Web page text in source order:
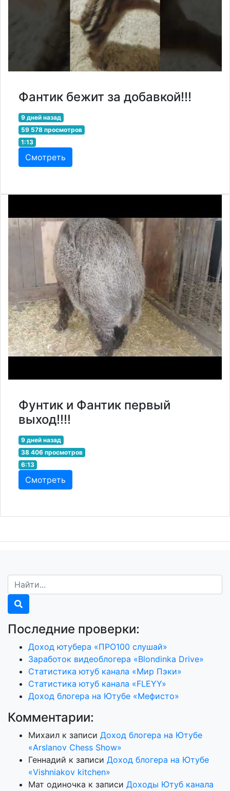
Фантик бежит за добавкой!!!
9 дней назад
59 578 просмотров
1:13
Смотреть
Фунтик и Фантик первый
выход!!!!
9 дней назад
38 406 просмотров
6:13
Смотреть
Последние проверки:
Доход ютубера «ПРО100 слушай»
Заработок видеоблогера «Blondinka Drive»
Статистика ютуб канала «Мир Пэки»
Статистика ютуб канала «FLEYY»
Доход блогера на Ютубе «Мефисто»
Комментарии:
Михаил к записи Доход блогера на Ютубе
«Arslanov Chess Show»
Геннадий к записи Доход блогера на Ютубе
«Vishniakov kitchen»
Мат одиночка к записи Доходы Ютуб канала